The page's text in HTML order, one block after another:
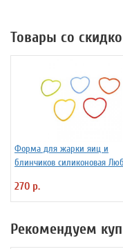
Товары со
Форма для жарки яиц и
блинчиков силиконовая
270 р.
Рекомендуем